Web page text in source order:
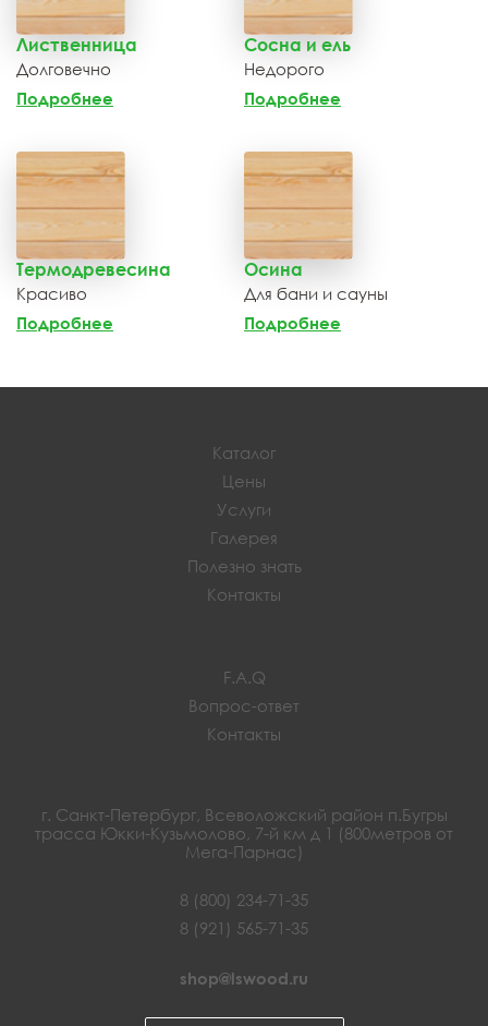
Лиственница
Долговечно
Подробнее
Сосна и ель
Недорого
Подробнее
Термодревесина
Красиво
Подробнее
Осина
Для бани и сауны
Подробнее
Каталог
Цены
Услуги
Галерея
Полезно знать
Контакты
F.A.Q
Вопрос-ответ
Контакты
г. Санкт-Петербург, Всеволожский район п.Бугры
трасса Юкки-Кузьмолово, 7-й км д 1 (800метров от
Мега-Парнас)
8 (800) 234-71-35
8 (921) 565-71-35
shop@lswood.ru